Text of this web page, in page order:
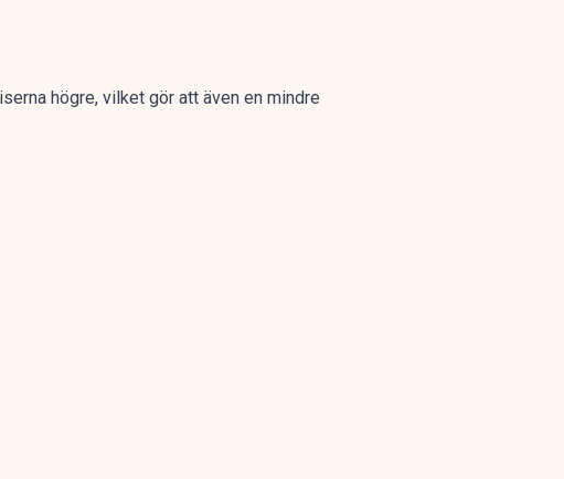
högre, vilket gör att även en mindre